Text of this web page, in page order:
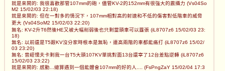
就是來鬧的: 我很喜歡那管107mm的砲，儘管KV-2的152mm有很強大的震攝力 (Vs04So
M2 15/02/03 22:18)
就是來鬧的: 但在一對多的情況下，107mm相對高的射速和不低的傷害對低階車的威脅
更大 (Vs04SoM2 15/02/03 22:20)
無名: KV-2升T6然後HE又被大幅削弱後也只剩當頭車可以囂張 (iL8707z6 15/02/03 23:
18)
無名: 以前還是T5跟KV沒分家時根本是無恥，連高兩階的車都能痛打 (iL8707z6 15/02/
03 23:20)
無名: 曾經懦夫卡剩我一台T5大頭107KV單挑對面13台還宰了12台差點逆轉 (iL8707z6
15/02/03 23:22)
就是來鬧的: 感動...總算遇到一個能體會107mm的好的人.... (FsPngZaY 15/02/04 17:3